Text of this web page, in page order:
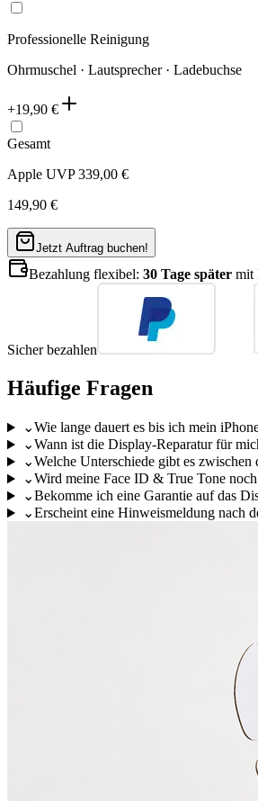
Professionelle Reinigung
Ohrmuschel · Lautsprecher · Ladebuchse
+19,90 €
Gesamt
Apple UVP339,00 €
149,90 €
Jetzt Auftrag buchen!
Bezahlung flexibel: 30 Tage später mit
Sicher bezahlen
Häufige Fragen
⌄Wie lange dauert es bis ich mein
⌄Wann ist die Display-Reparatur für
⌄Welche Unterschiede gibt es
⌄Wird meine Face ID & True Tone
⌄Bekomme ich eine Garantie auf das
⌄Erscheint eine Hinweismeldung nach